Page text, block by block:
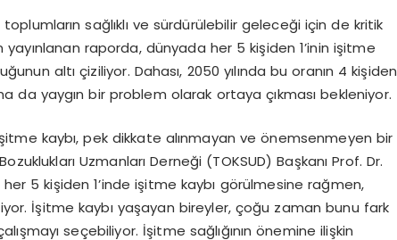
sağlıklı ve sürdürülebilir geleceği için de kritik
raporda, dünyada her 5 kişiden 1’inin işitme
altı çiziliyor. Dahası, 2050 yılında bu oranın 4 kişiden
da yaygın bir problem olarak ortaya çıkması bekleniyor.
kaybı, pek dikkate alınmayan ve önemsenmeyen bir
Uzmanları Derneği (TOKSUD) Başkanı Prof. Dr.
5 kişiden 1’inde işitme kaybı görülmesine rağmen,
İşitme kaybı yaşayan bireyler, çoğu zaman bunu fark
seçebiliyor. İşitme sağlığının önemine ilişkin